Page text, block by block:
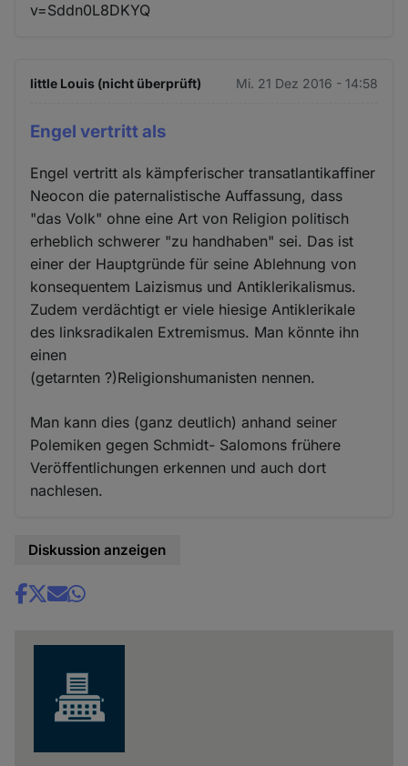
v=Sddn0L8DKYQ
little Louis (nicht überprüft) Mi. 21 Dez 2016 - 14:58
Engel vertritt als
Engel vertritt als kämpferischer transatlantikaffiner
Neocon die paternalistische Auffassung, dass
"das Volk" ohne eine Art von Religion politisch
erheblich schwerer "zu handhaben" sei. Das ist
einer der Hauptgründe für seine Ablehnung von
konsequentem Laizismus und Antiklerikalismus.
Zudem verdächtigt er viele hiesige Antiklerikale
des linksradikalen Extremismus. Man könnte ihn
einen
(getarnten ?)Religionshumanisten nennen.
Man kann dies (ganz deutlich) anhand seiner
Polemiken gegen Schmidt- Salomons frühere
Veröffentlichungen erkennen und auch dort
nachlesen.
Diskussion anzeigen
Share